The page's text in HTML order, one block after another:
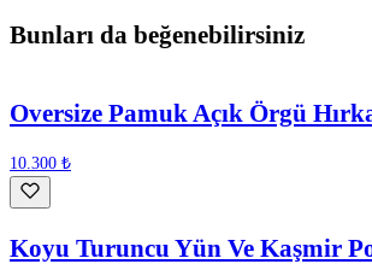
Bunları da beğenebilirsiniz
Oversize Pamuk Açık Örgü
10.300 ₺
Koyu Turuncu Yün Ve Kaşmir